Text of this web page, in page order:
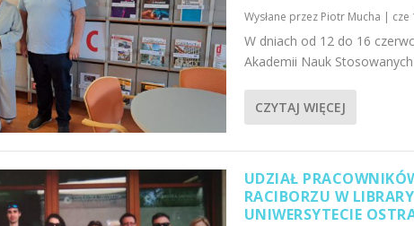
Wysłane przez Piotr Mucha | cze
W dniach od 12 do 16
Akademii Nauk
CZYTAJ WIĘCEJ
UDZIAŁ
RACIBORZU W
UNIWERSYTECIE